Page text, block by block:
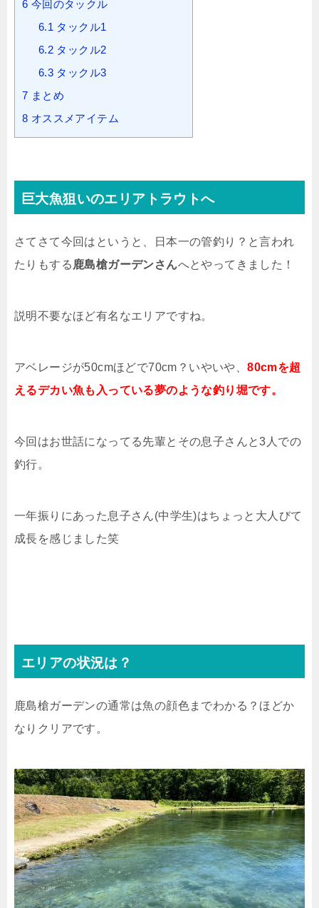
6 今回のタックル
6.1 タックル1
6.2 タックル2
6.3 タックル3
7 まとめ
8 オススメアイテム
巨大魚狙いのエリアトラウトへ
さてさて今回はというと、日本一の管釣り？と言われ
たりもする 鹿島槍ガーデンさんへとやってきました！
説明不要なほど有名なエリアですね。
アベレージが50cmほどで70cm？いやいや、80cmを超
えるデカい魚も入っている夢のような釣り堀です。
今回はお世話になってる先輩とその息子さんと3人での
釣行。
一年振りにあった息子さん(中学生)はちょっと大人びて
成長を感じました笑
エリアの状況は？
鹿島槍ガーデンの通常は魚の顔色までわかる？ほどか
なりクリアです。